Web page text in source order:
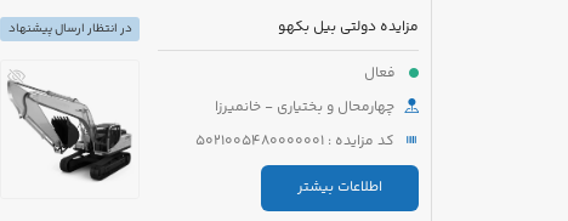
مزایده دولتی بیل بکهو
فعال
چهارمحال و بختیاری - خانمیرزا
کد مزایده : 5021005480000001
اطلاعات بیشتر
در انتظار ارسال پیشنهاد